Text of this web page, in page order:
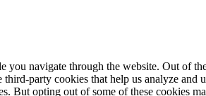
navigate through the website. Out of
party cookies that help us analyze
But opting out of some of these cookies